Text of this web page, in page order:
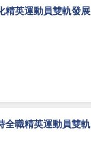
精英運動員雙軌發展
全職精英運動員雙軌